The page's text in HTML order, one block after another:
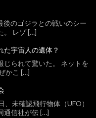
後のゴジラとの戦いのシー
。 レゾ […]
た宇宙人の遺体？
られて驚いた。 ネットを
かこ […]
未確認飛行物体（UFO）
通信社が伝 […]